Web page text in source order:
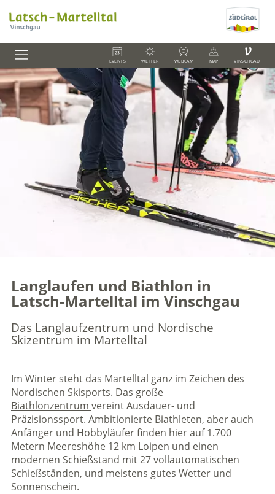
EVENTS WETTER WEBCAM MAP
V
VINSCHGAU
Langlaufen und Biathlon in
Latsch-Martelltal im Vinschgau
Das Langlaufzentrum und Nordische
Skizentrum im Martelltal
Im Winter steht das Martelltal ganz im Zeichen des
Nordischen Skisports. Das große
Biathlonzentrum vereint Ausdauer- und
Präzisionssport. Ambitionierte Biathleten, aber auch
Anfänger und Hobbyläufer finden hier auf 1.700
Metern Meereshöhe 12 km Loipen und einen
modernen Schießstand mit 27 vollautomatischen
Schießständen, und meistens gutes Wetter und
Sonnenschein.